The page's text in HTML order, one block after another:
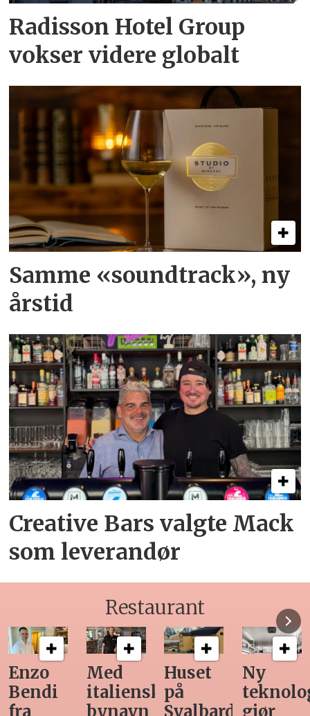
Radisson Hotel Group
vokser videre globalt
Samme «soundtrack», ny
årstid
Creative Bars valgte Mack
som leverandør
Restaurant
Med
italiensk
bynavn
Huset
på
Svalbard
Ny
teknologi
gjør
Siste
Horeca-